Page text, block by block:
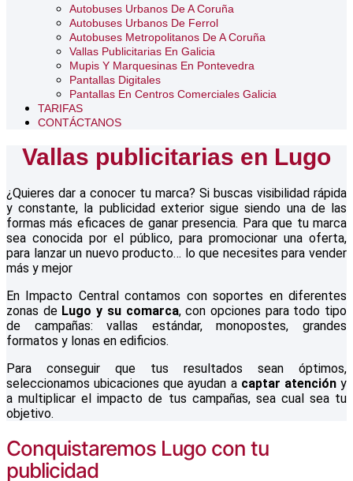
Autobuses Urbanos De A Coruña
Autobuses Urbanos De Ferrol
Autobuses Metropolitanos De A Coruña
Vallas Publicitarias En Galicia
Mupis Y Marquesinas En Pontevedra
Pantallas Digitales
Pantallas En Centros Comerciales Galicia
TARIFAS
CONTÁCTANOS
Vallas publicitarias en Lugo
¿Quieres dar a conocer tu marca? Si buscas visibilidad rápida
y constante, la publicidad exterior sigue siendo una de las
formas más eficaces de ganar presencia. Para que tu marca
sea conocida por el público, para promocionar una oferta,
para lanzar un nuevo producto… lo que necesites para vender
más y mejor
En Impacto Central contamos con soportes en diferentes
zonas de Lugo y su comarca, con opciones para todo tipo
de campañas: vallas estándar, monopostes, grandes
formatos y lonas en edificios.
Para conseguir que tus resultados sean óptimos,
seleccionamos ubicaciones que ayudan a captar atencióny
a multiplicar el impacto de tus campañas, sea cual sea tu
objetivo.
Conquistaremos Lugo con tu
publicidad